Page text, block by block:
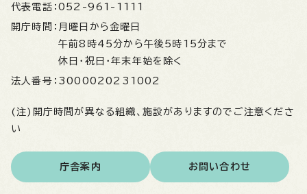
代表電話： 052-961-1111
開庁時間： 月曜日から金曜日
午前8時45分から午後5時15分まで
休日・祝日・年末年始を除く
法人番号： 3000020231002
(注)開庁時間が異なる組織、施設がありますのでご注意くださ
い
庁舎案内 お問い合わせ